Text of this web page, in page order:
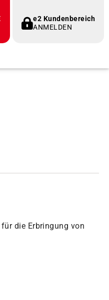
e2 Kundenbereich
ANMELDEN
die Erbringung von